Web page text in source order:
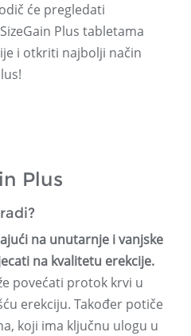
će pregledati
Plus tabletama
i otkriti najbolji način
Plus
na unutarnje i vanjske
na kvalitetu erekcije.
povećati protok krvi u
erekciju. Također potiče
koji ima ključnu ulogu u